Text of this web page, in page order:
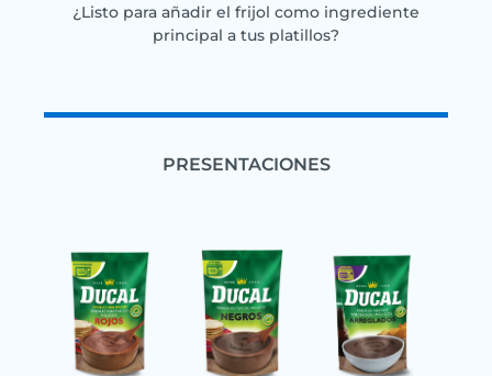
¿Listo para añadir el frijol como ingrediente
principal a tus platillos?
PRESENTACIONES